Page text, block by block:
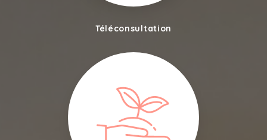
Téléconsultation